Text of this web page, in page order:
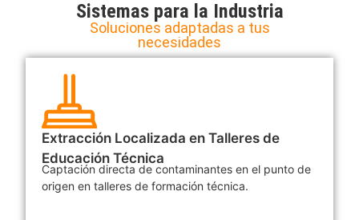
Sistemas para la Industria
Soluciones adaptadas a tus
necesidades
Extracción Localizada en Talleres de
Educación Técnica
Captación directa de contaminantes en el punto de
origen en talleres de formación técnica.